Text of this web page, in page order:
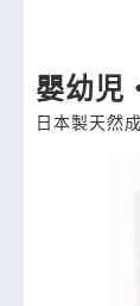
嬰幼児
日本製天然